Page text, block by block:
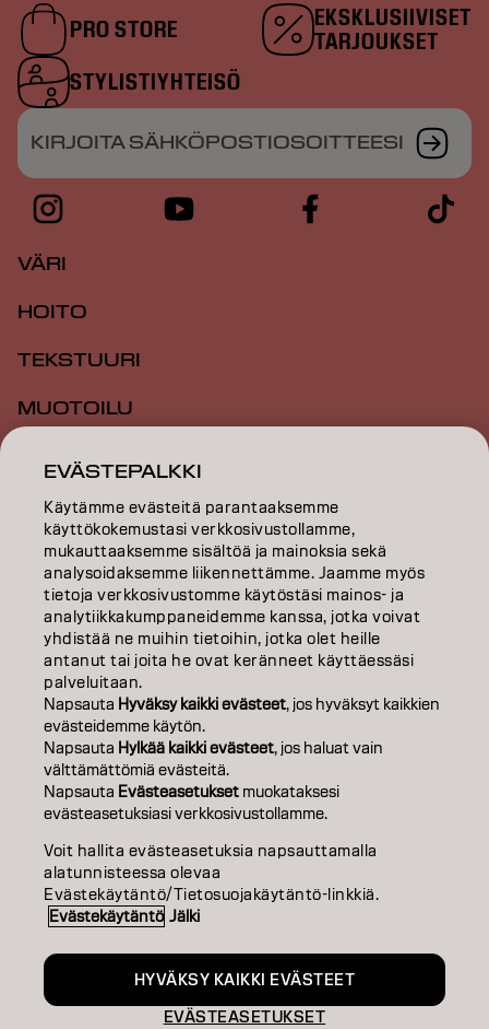
PRO STORE
EKSKLUSIIVISET
TARJOUKSET
STYLISTIYHTEISÖ
KIRJOITA SÄHKÖPOSTIOSOITTEESI
VÄRI
HOITO
TEKSTUURI
MUOTOILU
INSPIRAATIO
KOULUTUS
TIETOA MEISTÄ
SALON FINDER
RYHDY KUMPPANIKSI
OTA YHTEYTTÄ
JulkaisijaTietosuojakäytäntö
Accessibility
FI | Finnish
EVÄSTEPALKKI
Käytämme evästeitä parantaaksemme
käyttökokemustasi verkkosivustollamme,
mukauttaaksemme sisältöä ja mainoksia sekä
analysoidaksemme liikennettämme. Jaamme myös
tietoja verkkosivustomme käytöstäsi mainos- ja
analytiikkakumppaneidemme kanssa, jotka voivat
yhdistää ne muihin tietoihin, jotka olet heille
antanut tai joita he ovat keränneet käyttäessäsi
palveluitaan.
Napsauta Hyväksy kaikki evästeet, jos hyväksyt kaikkien
evästeidemme käytön.
Napsauta Hylkää kaikki evästeet, jos haluat vain
välttämättömiä evästeitä.
Napsauta Evästeasetukset muokataksesi
evästeasetuksiasi verkkosivustollamme.
Voit hallita evästeasetuksia napsauttamalla
alatunnisteessa olevaa
Evästekäytäntö/Tietosuojakäytäntö-linkkiä.
Evästekäytäntö Jälki
EVÄSTEASETUKSET
HYVÄKSY KAIKKI EVÄSTEET